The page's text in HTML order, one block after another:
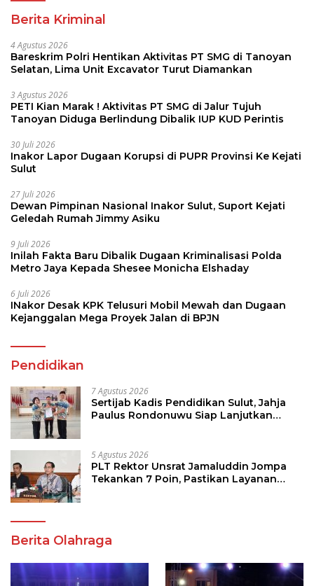
Berita Kriminal
4 Agustus 2026
Bareskrim Polri Hentikan Aktivitas PT SMG di Tanoyan
Selatan, Lima Unit Excavator Turut Diamankan
3 Agustus 2026
PETI Kian Marak ! Aktivitas PT SMG di Jalur Tujuh
Tanoyan Diduga Berlindung Dibalik IUP KUD Perintis
30 Juli 2026
Inakor Lapor Dugaan Korupsi di PUPR Provinsi Ke Kejati
Sulut
27 Juli 2026
Dewan Pimpinan Nasional Inakor Sulut, Suport Kejati
Geledah Rumah Jimmy Asiku
9 Juli 2026
Inilah Fakta Baru Dibalik Dugaan Kriminalisasi Polda
Metro Jaya Kepada Shesee Monicha Elshaday
6 Juli 2026
INakor Desak KPK Telusuri Mobil Mewah dan Dugaan
Kejanggalan Mega Proyek Jalan di BPJN
Pendidikan
7 Agustus 2026
Sertijab Kadis Pendidikan Sulut, Jahja
Paulus Rondonuwu Siap Lanjutkan
5 Agustus 2026
PLT Rektor Unsrat Jamaluddin Jompa
Tekankan 7 Poin, Pastikan Layanan
Berita Olahraga